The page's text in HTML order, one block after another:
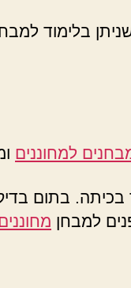
בלימוד
למחוננים
בכיתה. בתום
למבחן